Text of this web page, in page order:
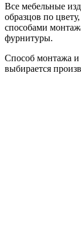
Все мебельные
образцов по
способами
фурнитуры.
Способ монтажа и
выбирается